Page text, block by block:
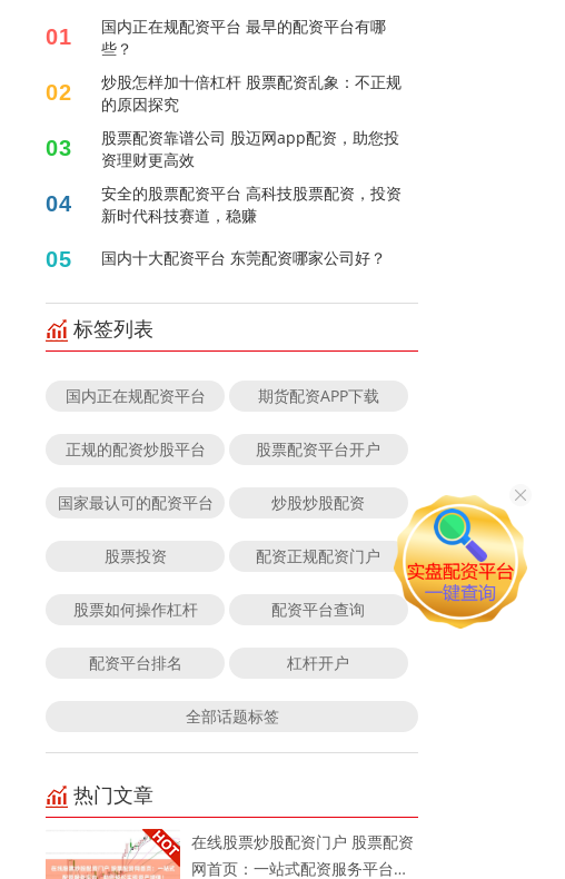
01
国内正在规配资平台 最早的配资平台有哪
些？
02
炒股怎样加十倍杠杆 股票配资乱象：不正规
的原因探究
03
股票配资靠谱公司 股迈网app配资，助您投
资理财更高效
04
安全的股票配资平台 高科技股票配资，投资
新时代科技赛道，稳赚
05 国内十大配资平台 东莞配资哪家公司好？
标签列表
国内正在规配资平台 期货配资APP下载
正规的配资炒股平台 股票配资平台开户
国家最认可的配资平台 炒股炒股配资
股票投资 配资正规配资门户
股票如何操作杠杆 配资平台查询
配资平台排名 杠杆开户
全部话题标签
热门文章
在线股票炒股配资门户 股票配资
网首页：一站式配资服务平台，